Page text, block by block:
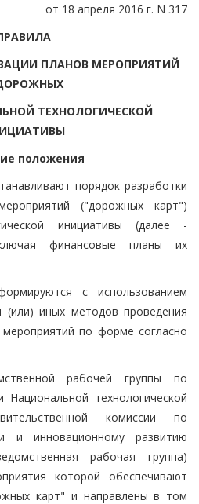
от 18 апреля 2016 г. N 317
ПЛАНОВ МЕРОПРИЯТИЙ
ТЕХНОЛОГИЧЕСКОЙ
положения
порядок разработки
("дорожных карт")
инициативы (далее -
финансовые планы их
с использованием
иных методов проведения
мероприятий по форме согласно
рабочей группы по
Национальной технологической
комиссии по
и инновационному развитию
рабочая группа)
которой обеспечивают
карт" и направлены в том